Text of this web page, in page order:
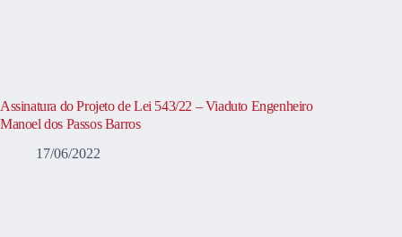
Assinatura do Projeto de Lei 543/22 – Viaduto Engenheiro
Manoel dos Passos Barros
17/06/2022